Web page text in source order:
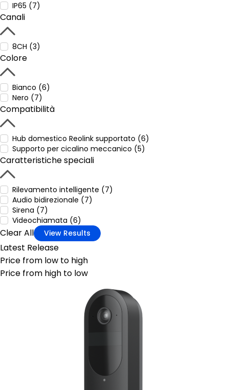
IP65 (7)
Canali
8CH (3)
Colore
Bianco (6)
Nero (7)
Compatibilità
Hub domestico Reolink supportato (6)
Supporto per cicalino meccanico (5)
Caratteristiche speciali
Rilevamento intelligente (7)
Audio bidirezionale (7)
Sirena (7)
Videochiamata (6)
Clear All View Results
Latest Release
Price from low to high
Price from high to low